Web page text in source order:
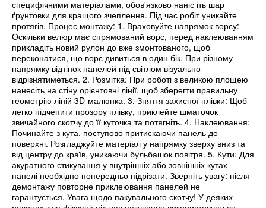
специфічними матеріалами, обов'язково наніс іть шар
ґрунтовки для кращого зчеплення. Під час робіт уникайте
протягів. Процес монтажу: 1. Враховуйте напрямок ворсу:
Оскільки велюр має спрямований ворс, перед наклеюванням
прикладіть новий рулон до вже змонтованого, щоб
переконатися, що ворс дивиться в один бік. При різному
напрямку відтінок панелей під світлом візуально
відрізнятиметься. 2. Розмітка: При роботі з великою площею
нанесіть на стіну орієнтовні лінії, щоб зберегти правильну
геометрію ліній 3D-малюнка. 3. Зняття захисної плівки: Щоб
легко підчепити прозору плівку, приклейте шматочок
звичайного скотчу до її куточка та потягніть. 4. Наклеювання:
Починайте з кута, поступово притискаючи панель до
поверхні. Розгладжуйте матеріал у напрямку зверху вниз та
від центру до країв, уникаючи бульбашок повітря. 5. Кути: Для
акуратного стикування у внутрішніх або зовнішніх кутах
панелі необхідно попередньо підрізати. Зверніть увагу: після
демонтажу повторне приклеювання панелей не
гарантується. Увага щодо пакувального скотчу! У деяких